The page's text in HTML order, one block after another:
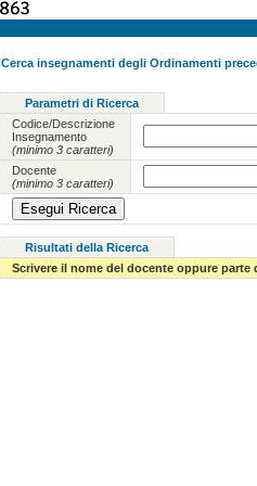
Cerca insegnamenti degli Ordinamenti
Parametri di Ricerca
Codice/Descrizione
Insegnamento
(minimo 3 caratteri)
Docente
(minimo 3 caratteri)
Risultati della Ricerca
Scrivere il nome del docente oppure